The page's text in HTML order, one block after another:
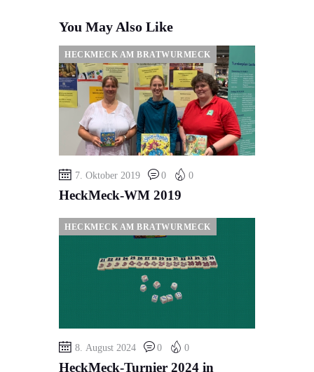
You May Also Like
HECKMECK AM BRATWURMECK
7. Oktober 2019 0 0
HeckMeck-WM 2019
HECKMECK AM BRATWURMECK
8. August 2024 0 0
HeckMeck-Turnier 2024 in